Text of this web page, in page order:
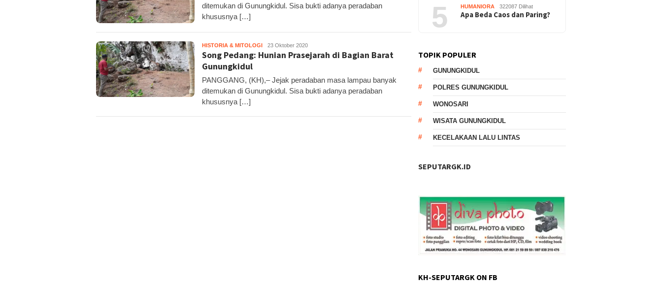
ditemukan di Gunungkidul. Sisa bukti adanya peradaban
khususnya […]
HISTORIA & MITOLOGI Kandar
23 Oktober 2020
Song Pedang: Hunian Prasejarah di Bagian Barat
Gunungkidul
PANGGANG, (KH),– Jejak peradaban masa lampau banyak
ditemukan di Gunungkidul. Sisa bukti adanya peradaban
khususnya […]
5 HUMANIORA 322087 Dilihat
Apa Beda Caos dan Paring?
TOPIK POPULER
GUNUNGKIDUL
POLRES GUNUNGKIDUL
WONOSARI
WISATA GUNUNGKIDUL
KECELAKAAN LALU LINTAS
SEPUTARGK.ID
KH-SEPUTARGK ON FB